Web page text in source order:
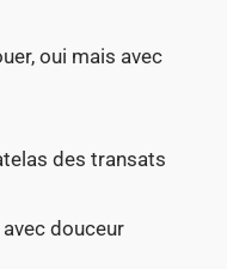
oui mais avec
des transats
douceur